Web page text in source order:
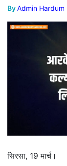
ByAdmin Hardum
सिरसा, 19 मार्च।